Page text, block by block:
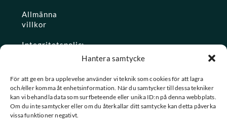
Hantera samtycke
För att ge en bra upplevelse använder vi teknik som cookies för att lagra
och/eller komma åt enhetsinformation. När du samtycker till dessa tekniker
kan vi behandla data som surfbeteende eller unika ID:n på denna webbplats.
Om du inte samtycker eller om du återkallar ditt samtycke kan detta påverka
vissa funktioner negativt.
Allmänna
villkor
Integritetspolicy
Konto